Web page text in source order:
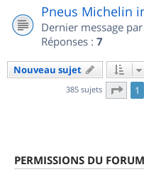
Pneus Michelin
Dernier message par
Réponses : 7
Nouveau sujet
385 sujets Page
1
PERMISSIONS DU FORUM